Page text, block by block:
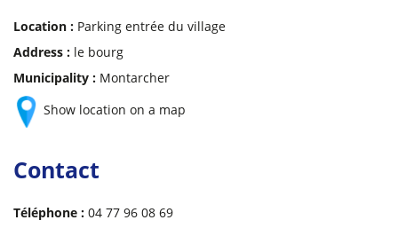
Location : Parking entrée du village
Address : le bourg
Municipality : Montarcher
Show location on a map
Contact
Téléphone : 04 77 96 08 69